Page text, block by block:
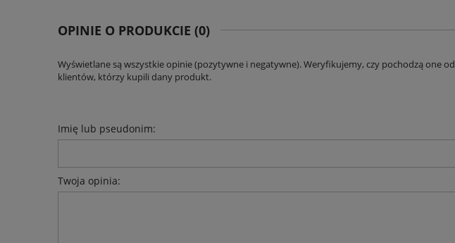
OPINIE O PRODUKCIE (0)
Wyświetlane są wszystkie opinie (pozytywne i negatywne). Weryfikujemy, czy pochodzą one od
klientów, którzy kupili dany produkt.
Imię lub pseudonim:
Twoja opinia: